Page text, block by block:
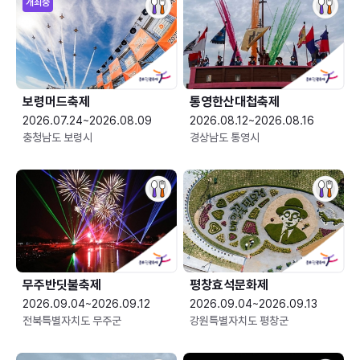
개최중
보령머드축제
2026.07.24~2026.08.09
충청남도 보령시
통영한산대첩축제
2026.08.12~2026.08.16
경상남도 통영시
무주반딧불축제
2026.09.04~2026.09.12
전북특별자치도 무주군
평창효석문화제
2026.09.04~2026.09.13
강원특별자치도 평창군